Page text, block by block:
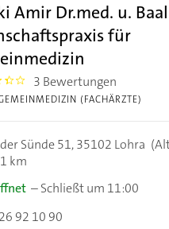
Amir Dr.med. u.
für
3 Bewertungen
(FACHÄRZTE)
Sünde 51,35102 Lohra
km
–Schließt um 11:00
92 10 90